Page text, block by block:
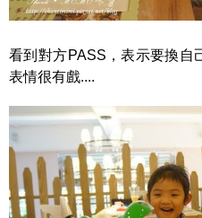
看到對方PASS，表示要換自
表情很有戲....